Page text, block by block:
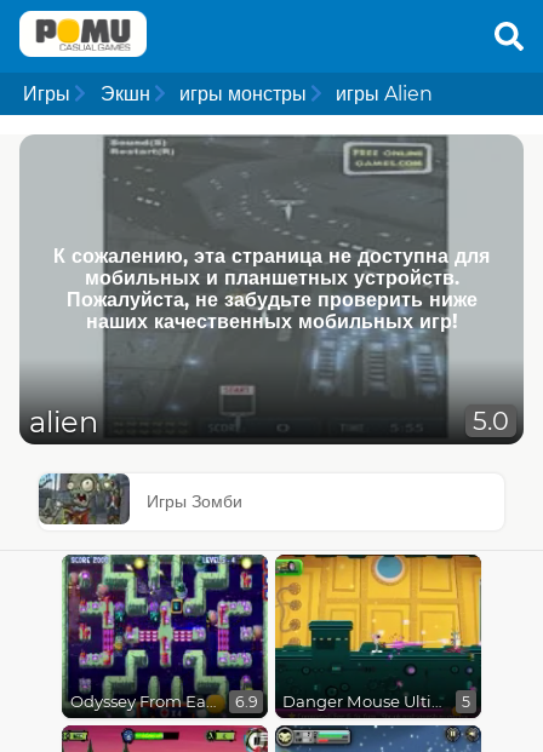
Игры Экшн игры монстры игры Alien
К сожалению, эта страница не доступна для
мобильных и планшетных устройств.
Пожалуйста, не забудьте проверить ниже
наших качественных мобильных игр!
alien 5.0
Игры Зомби
Odyssey From Earth To Space 6.9 Danger Mouse Ultimate 5